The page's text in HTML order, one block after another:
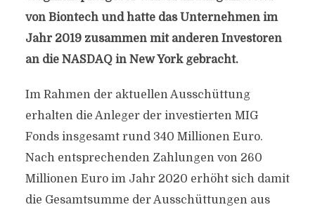
von Biontech und hatte das Unternehmen im
Jahr 2019 zusammen mit anderen Investoren
an die NASDAQ in New York gebracht.
Im Rahmen der aktuellen Ausschüttung
erhalten die Anleger der investierten MIG
Fonds insgesamt rund 340 Millionen Euro.
Nach entsprechenden Zahlungen von 260
Millionen Euro im Jahr 2020 erhöht sich damit
die Gesamtsumme der Ausschüttungen aus